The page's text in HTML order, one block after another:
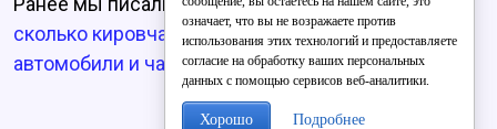
сколько кировчан имеют дорогостоящие
автомобили и частные самолёты.
означает, что вы не возражаете против
использования этих технологий и предоставляете
согласие на обработку ваших персональных
данных с помощью сервисов веб-аналитики.
Хорошо Подробнее